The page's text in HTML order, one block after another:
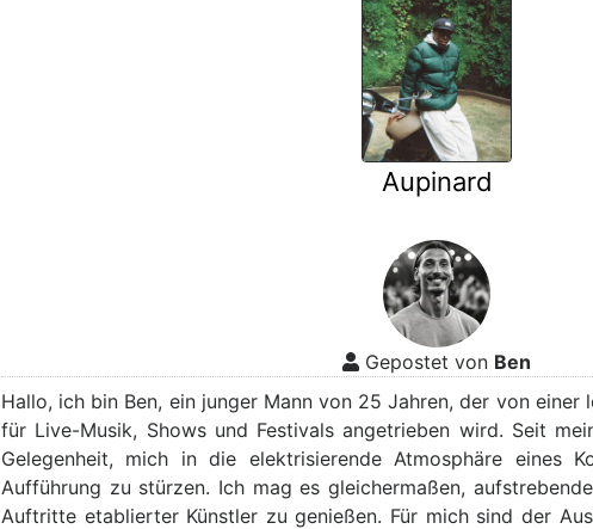
Aupinard
Gepostet von Ben
Hallo, ich bin Ben, ein junger Mann von 25 Jahren, der von einer
für Live-Musik, Shows und Festivals angetrieben wird. Seit
Gelegenheit, mich in die elektrisierende Atmosphäre eines
Aufführung zu stürzen. Ich mag es gleichermaßen,
Auftritte etablierter Künstler zu genießen. Für mich sind der